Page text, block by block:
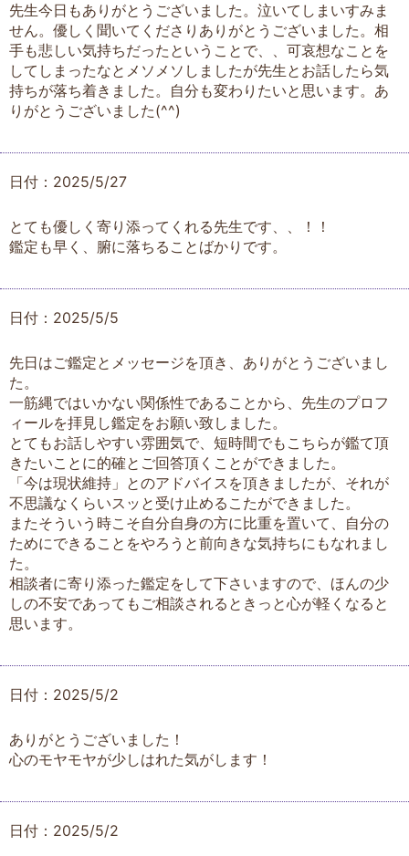
先生今日もありがとうございました。泣いてしまいすみま
せん。優しく聞いてくださりありがとうございました。相
手も悲しい気持ちだったということで、、可哀想なことを
してしまったなとメソメソしましたが先生とお話したら気
持ちが落ち着きました。自分も変わりたいと思います。あ
りがとうございました(^^)
日付：2025/5/27
とても優しく寄り添ってくれる先生です、、！！
鑑定も早く、腑に落ちることばかりです。
日付：2025/5/5
先日はご鑑定とメッセージを頂き、ありがとうございまし
た。
一筋縄ではいかない関係性であることから、先生のプロフ
ィールを拝見し鑑定をお願い致しました。
とてもお話しやすい雰囲気で、短時間でもこちらが鑑て頂
きたいことに的確とご回答頂くことができました。
「今は現状維持」とのアドバイスを頂きましたが、それが
不思議なくらいスッと受け止めるこたができました。
またそういう時こそ自分自身の方に比重を置いて、自分の
ためにできることをやろうと前向きな気持ちにもなれまし
た。
相談者に寄り添った鑑定をして下さいますので、ほんの少
しの不安であってもご相談されるときっと心が軽くなると
思います。
日付：2025/5/2
ありがとうございました！
心のモヤモヤが少しはれた気がします！
日付：2025/5/2